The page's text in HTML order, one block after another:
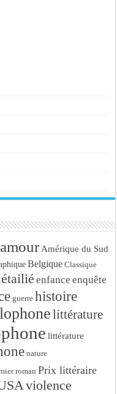
amour Amérique du Sud
Belgique Classique
enfance enquête
guerre histoire
littérature
littérature
nature
roman Prix littéraire
violence